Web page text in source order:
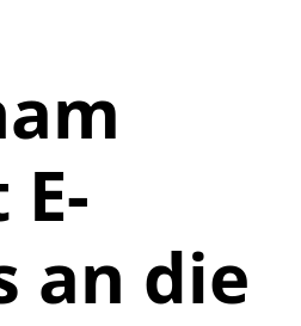
an die